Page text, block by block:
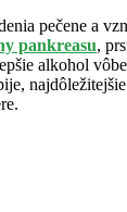
pečene a
pankreasu,
alkohol